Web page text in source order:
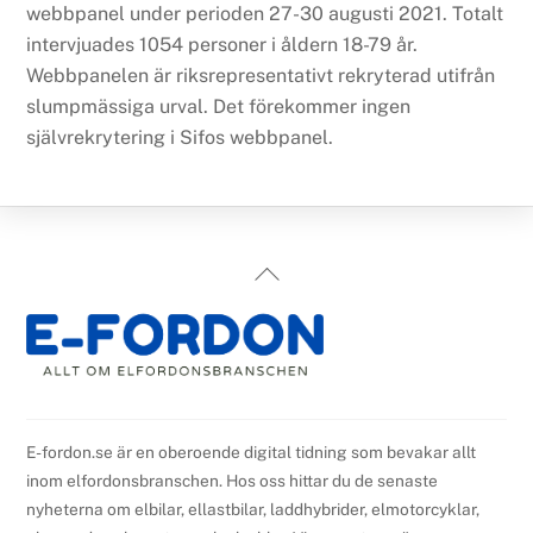
webbpanel under perioden 27-30 augusti 2021. Totalt
intervjuades 1054 personer i åldern 18-79 år.
Webbpanelen är riksrepresentativt rekryterad utifrån
slumpmässiga urval. Det förekommer ingen
självrekrytering i Sifos webbpanel.
Back
Top
E-fordon.se är en oberoende digital tidning som bevakar allt
inom elfordonsbranschen. Hos oss hittar du de senaste
nyheterna om elbilar, ellastbilar, laddhybrider, elmotorcyklar,